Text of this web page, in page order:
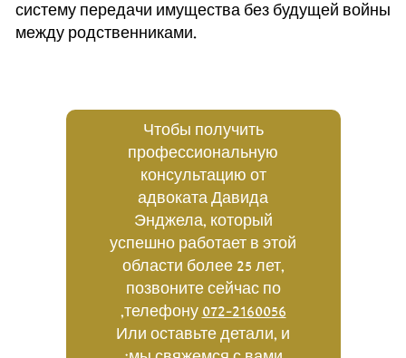
систему передачи имущества без будущей войны
между родственниками.
Чтобы получить
профессиональную
консультацию от
адвоката Давида
Энджела, который
успешно работает в этой
области более 25 лет,
позвоните сейчас по
телефону 072-2160056
,
Или оставьте детали, и